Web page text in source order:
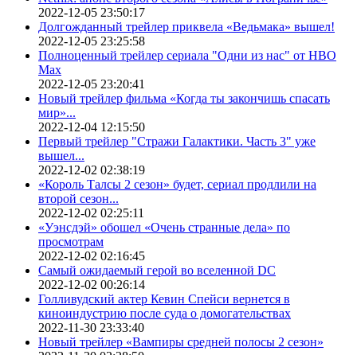
2022-12-05 23:50:17
Долгожданный трейлер приквела «Ведьмака» вышел!
2022-12-05 23:25:58
Полноценный трейлер сериала "Одни из нас" от HBO
Max
2022-12-05 23:20:41
Новый трейлер фильма «Когда ты закончишь спасать
мир»...
2022-12-04 12:15:50
Первый трейлер "Стражи Галактики. Часть 3" уже
вышел...
2022-12-02 02:38:19
«Король Талсы 2 сезон» будет, сериал продлили на
второй сезон...
2022-12-02 02:25:11
«Уэнсдэй» обошел «Очень странные дела» по
просмотрам
2022-12-02 02:16:45
Самый ожидаемый герой во вселенной DC
2022-12-02 00:26:14
Голливудский актер Кевин Спейси вернется в
киноиндустрию после суда о домогательствах
2022-11-30 23:33:40
Новый трейлер «Вампиры средней полосы 2 сезон»